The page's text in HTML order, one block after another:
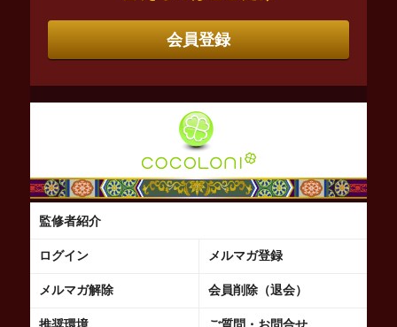
会員登録
監修者紹介
ログイン メルマガ登録
メルマガ解除 会員削除（退会）